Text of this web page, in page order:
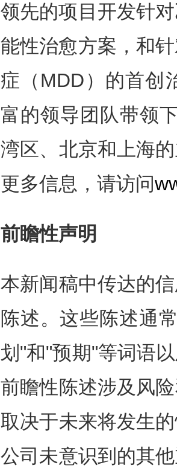
领先的项目开发针
能性治愈方案，和
症（MDD）的首创
富的领导团队带领
湾区、北京和上海
更多信息，请访问
前瞻性声明
本新闻稿中传达的
陈述。这些陈述通
划"和"预期"等词语
前瞻性陈述涉及风
取决于未来将发生
公司未意识到的其